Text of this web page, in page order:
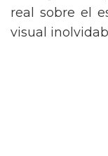
real sobre el
visual